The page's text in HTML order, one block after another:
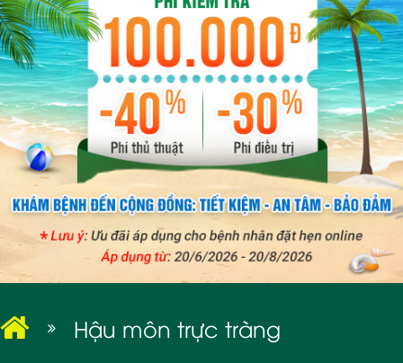
Hậu môn trực tràng